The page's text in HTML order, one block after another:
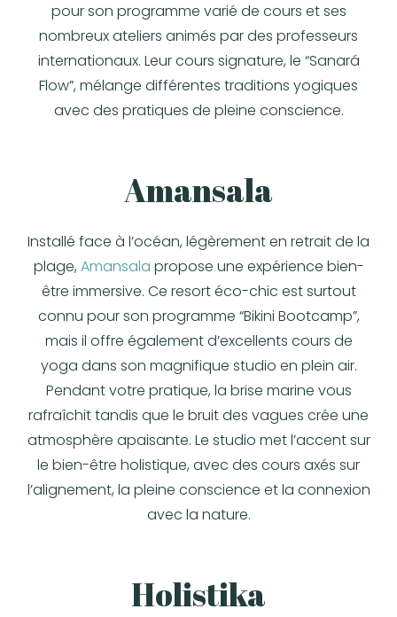
pour son programme varié de cours et ses
nombreux ateliers animés par des professeurs
internationaux. Leur cours signature, le “Sanará
Flow”, mélange différentes traditions yogiques
avec des pratiques de pleine conscience.
Amansala
Installé face à l’océan, légèrement en retrait de la
plage, Amansala propose une expérience bien-
être immersive. Ce resort éco-chic est surtout
connu pour son programme “Bikini Bootcamp”,
mais il offre également d’excellents cours de
yoga dans son magnifique studio en plein air.
Pendant votre pratique, la brise marine vous
rafraîchit tandis que le bruit des vagues crée une
atmosphère apaisante. Le studio met l’accent sur
le bien-être holistique, avec des cours axés sur
l’alignement, la pleine conscience et la connexion
avec la nature.
Holistika